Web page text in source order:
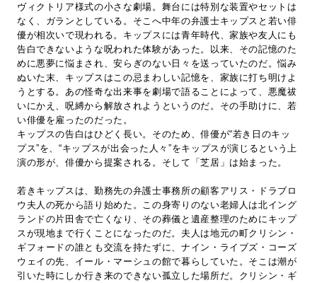
ヴィクトリア様式の小さな劇場。舞台には特別な装置やセットは
なく、ガランとしている。そこへ中年の弁護士キップスと若い俳
優が相次いで現われる。キップスには青年時代、家族や友人にも
告白できないような呪われた体験があった。以来、その記憶のた
めに悪夢に悩まされ、安らぎのない日々を送っていたのだ。悩み
ぬいた末、キップスはこの忌まわしい記憶を、家族に打ち明けよ
うとする。あの怪奇な出来事を劇場で語ることによって、悪魔祓
いにかえ、呪縛から解放されようというのだ。その手助けに、若
い俳優を雇ったのだった。
キップスの告白はひどく長い。そのため、俳優が“若き日のキッ
プス”を、“キップスが出会った人々”をキップスが演じるという上
演の形が、俳優から提案される。そして「芝居」は始まった。
若きキップスは、勤務先の弁護士事務所の顧客アリス・ドラブロ
ウ夫人の死から語り始めた。この身寄りのない老婦人は北イング
ランドの片田舎で亡くなり、その葬儀と遺産整理のためにキップ
スが現地まで行くことになったのだ。夫人は地元の町クリシン・
ギフォードの誰とも交流を持たずに、ナイン・ライブズ・コーズ
ウェイの先、イール・マーシュの館で暮らしていた。そこは潮が
引いた時にしか行き来のできない孤立した場所だ。クリシン・ギ